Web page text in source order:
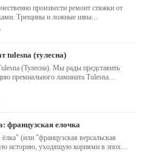
произвести ремонт стяжки от
Трещины и ложные швы...
tulesna (тулесна)
(Тулесна). Мы рады представить
премиального ламината Tulesna
французская елочка
(или "французская версальская
историю, уходящую корнями в эпоху